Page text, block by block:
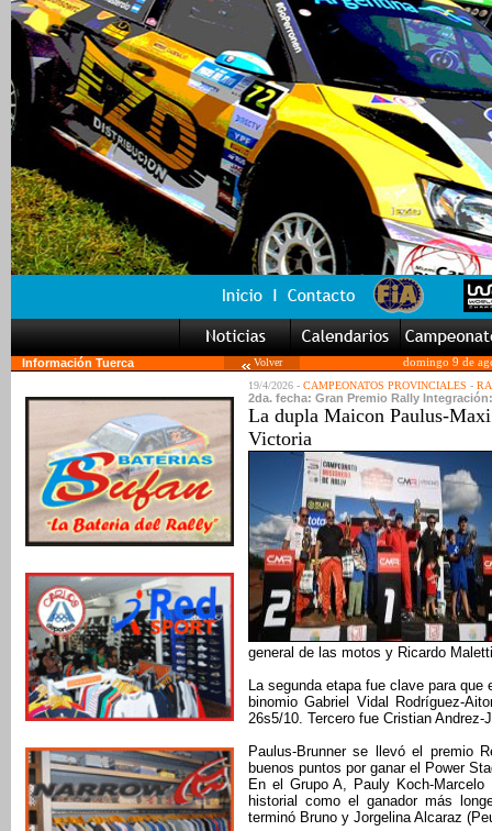
Información Tuerca Volver
domingo 9 de
19/4/2026 - CAMPEONATOS PROVINCIALES -
2da. fecha: Gran Premio Rally
La dupla Maicon Paulus-
Victoria
general de las motos y Ricardo
La segunda etapa fue clave para
binomio Gabriel Vidal Rodríguez-
26s5/10. Tercero fue Cristian
Paulus-Brunner se llevó el premio
buenos puntos por ganar el Power
En el Grupo A, Pauly Koch-
historial como el ganador más
terminó Bruno y Jorgelina Alcaraz